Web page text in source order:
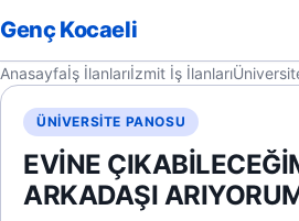
Genç Kocaeli
Anasayfaİş İlanlarıİzmit İş İlanları
ÜNIVERSITE PANOSU
EVİNE
ARKADAŞI